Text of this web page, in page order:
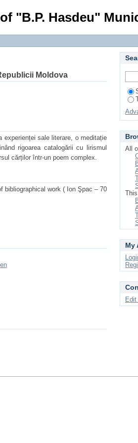
"B.P. Hasdeu"
Moldova
experienței sale literare, o meditație
rigoarea catalogării cu lirismul
cărților într-un poem complex.
bibliographical work ( Ion Şpac – 70
All
My